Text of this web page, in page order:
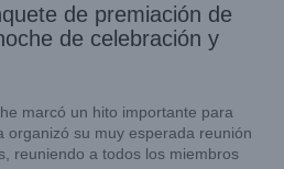
de premiación de
de celebración y
marcó un hito importante para
organizó su muy esperada reunión
reuniendo a todos los miembros